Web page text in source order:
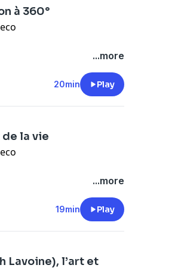
au fil de sa carrière.
à 360°
a ouvert son jardin
chanteuse australienne
pour le peintre
» inspire son travail
pour plus
...more
20min Play
la vie
des arts décoratifs à la
et aux détails.
le monde entier, il
et a récemment
Lemaire se confie sur
...more
19min Play
Lavoine), l’art et